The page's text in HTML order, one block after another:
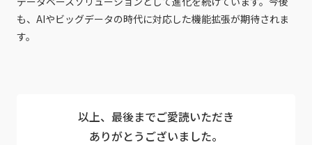
も、AIやビッグデータの時代に対応した機能拡張が期待されま
す。
以上、最後までご愛読いただき
ありがとうございました。